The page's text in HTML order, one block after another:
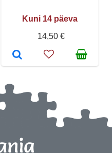
Kuni 14 päeva
14,50 €